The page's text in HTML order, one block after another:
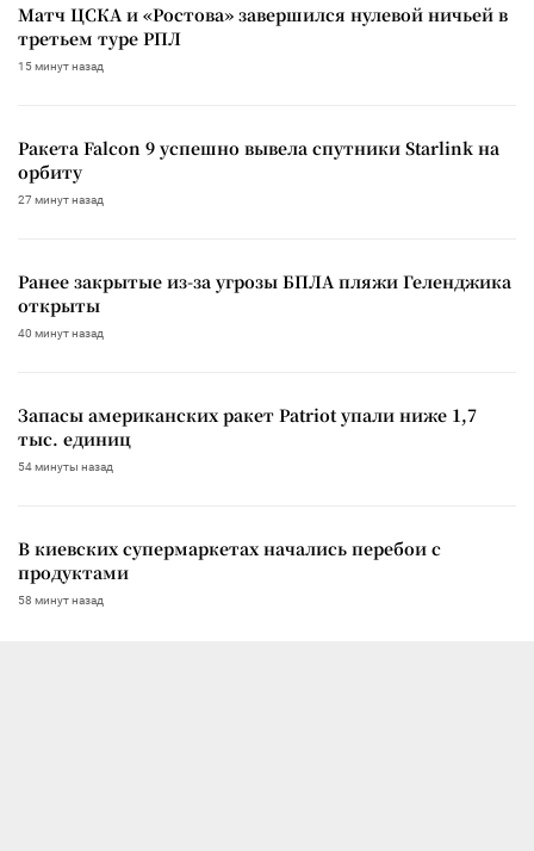
Матч ЦСКА и «Ростова» завершился нулевой ничьей в
третьем туре РПЛ
15 минут назад
Ракета Falcon 9 успешно вывела спутники Starlink на
орбиту
27 минут назад
Ранее закрытые из-за угрозы БПЛА пляжи Геленджика
открыты
40 минут назад
Запасы американских ракет Patriot упали ниже 1,7
тыс. единиц
54 минуты назад
В киевских супермаркетах начались перебои с
продуктами
58 минут назад